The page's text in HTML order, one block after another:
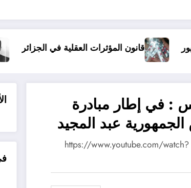
الذين أساؤوا
: في إطار مبادرة
عبد المجيد
اعداد بوتنزال بسمة https://www.youtube.com/watch?